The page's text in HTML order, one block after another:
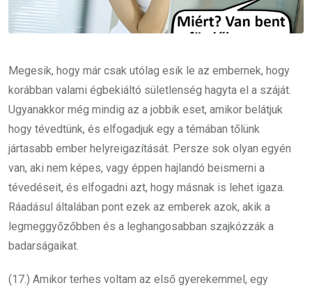
Megesik, hogy már csak utólag esik le az embernek, hogy
korábban valami égbekiáltó sületlenség hagyta el a száját.
Ugyanakkor még mindig az a jobbik eset, amikor belátjuk
hogy tévedtünk, és elfogadjuk egy a témában tőlünk
jártasabb ember helyreigazítását. Persze sok olyan egyén
van, aki nem képes, vagy éppen hajlandó beismerni a
tévedéseit, és elfogadni azt, hogy másnak is lehet igaza.
Ráadásul általában pont ezek az emberek azok, akik a
legmeggyőzőbben és a leghangosabban szajkózzák a
badarságaikat.
(17.) Amikor terhes voltam az első gyerekemmel, egy